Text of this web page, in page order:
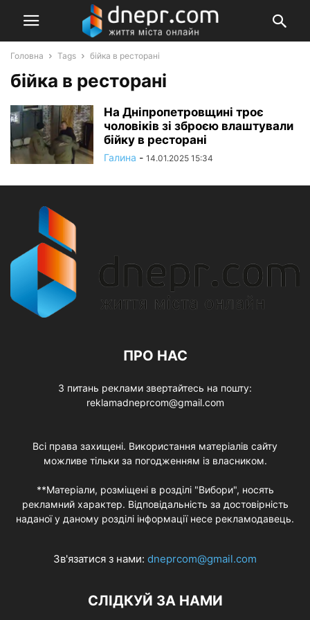
Головна Tags бійка в ресторані
бійка в ресторані
На Дніпропетровщині троє
чоловіків зі зброєю влаштували
бійку в ресторані
Галина - 14.01.2025 15:34
ПРО НАС
З питань реклами звертайтесь на пошту:
reklamadneprcom@gmail.com
Всі права захищені. Використання матеріалів сайту
можливе тільки за погодженням із власником.
**Матеріали, розміщені в розділі "Вибори", носять
рекламний характер. Відповідальність за достовірність
наданої у даному розділі інформації несе рекламодавець.
Зв'язатися з нами: dneprcom@gmail.com
СЛІДКУЙ ЗА НАМИ